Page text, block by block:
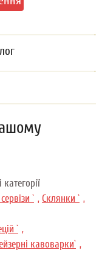
категорії
` , Склянки ` ,
` ,
кавоварки` ,